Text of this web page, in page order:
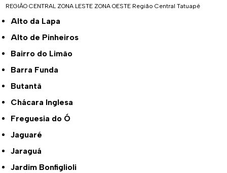
REGIÃO CENTRAL ZONA LESTE ZONA OESTE Região Central Tatuapé
Alto da Lapa
Alto de Pinheiros
Bairro do Limão
Barra Funda
Butantã
Chácara Inglesa
Freguesia do Ó
Jaguaré
Jaraguá
Jardim Bonfiglioli